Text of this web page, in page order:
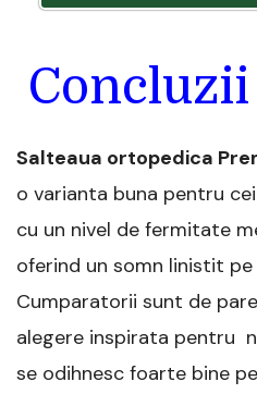
Salteaua ortopedica
o varianta buna pentru
cu un nivel de fermitate
oferind un somn linistit
Cumparatorii sunt de
alegere inspirata pentru
se odihnesc foarte bine